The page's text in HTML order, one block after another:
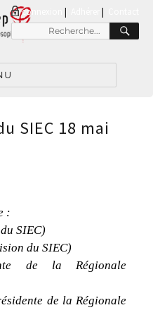
connexion |
Recherche
pour
SIEC 18 mai
:
SIEC)
du SIEC)
de la Régionale
de la Régionale